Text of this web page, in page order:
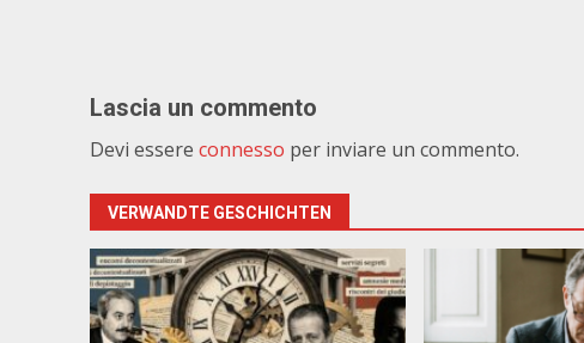
Lascia un commento
Devi essere connesso per inviare un commento.
VERWANDTE GESCHICHTEN